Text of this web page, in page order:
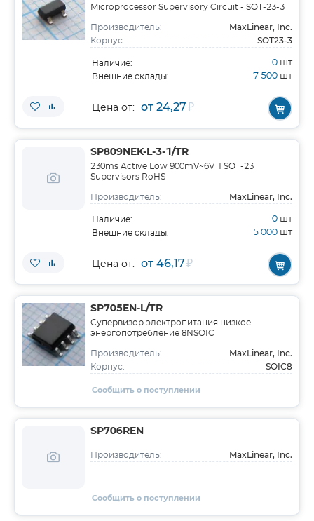
Microprocessor Supervisory Circuit - SOT-23-3
Производитель: MaxLinear, Inc.
Корпус: SOT23-3
Наличие: 0 шт
Внешние склады: 7 500 шт
Цена от: от 24,27₽
SP809NEK-L-3-1/TR
230ms Active Low 900mV~6V 1 SOT-23
Supervisors RoHS
Производитель: MaxLinear, Inc.
Наличие: 0 шт
Внешние склады: 5 000 шт
Цена от: от 46,17₽
SP705EN-L/TR
Супервизор электропитания низкое
энергопотребление 8NSOIC
Производитель: MaxLinear, Inc.
Корпус: SOIC8
Сообщить о поступлении
SP706REN
Производитель: MaxLinear, Inc.
Сообщить о поступлении